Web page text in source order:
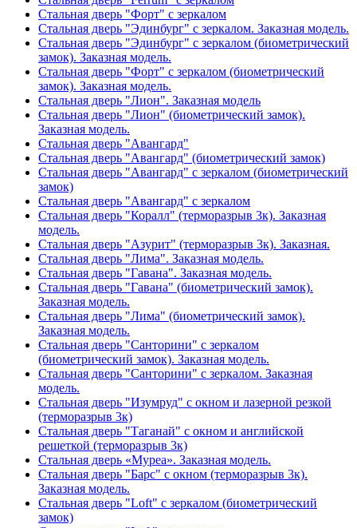
Стальная дверь "Форт" с зеркалом
Стальная дверь "Эдинбург" с зеркалом. Заказная модель.
Стальная дверь "Эдинбург" с зеркалом (биометрический
замок). Заказная модель.
Стальная дверь "Форт" с зеркалом (биометрический
замок). Заказная модель.
Стальная дверь "Лион". Заказная модель
Стальная дверь "Лион" (биометрический замок).
Заказная модель.
Стальная дверь "Авангард"
Стальная дверь "Авангард" (биометрический замок)
Стальная дверь "Авангард" с зеркалом (биометрический
замок)
Стальная дверь "Авангард" с зеркалом
Стальная дверь "Коралл" (терморазрыв 3к). Заказная
модель.
Стальная дверь "Азурит" (терморазрыв 3к). Заказная.
Стальная дверь "Лима". Заказная модель.
Стальная дверь "Гавана". Заказная модель.
Стальная дверь "Гавана" (биометрический замок).
Заказная модель.
Стальная дверь "Лима" (биометрический замок).
Заказная модель.
Стальная дверь "Санторини" с зеркалом
(биометрический замок). Заказная модель.
Стальная дверь "Санторини" с зеркалом. Заказная
модель.
Стальная дверь "Изумруд" с окном и лазерной резкой
(терморазрыв 3к)
Стальная дверь "Таганай" с окном и английской
решеткой (терморазрыв 3к)
Стальная дверь «Муреа». Заказная модель.
Стальная дверь "Барс" с окном (терморазрыв 3к).
Заказная модель.
Стальная дверь "Loft" с зеркалом (биометрический
замок)